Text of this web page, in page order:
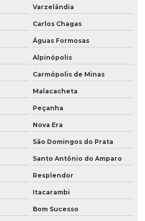
Varzelândia
Carlos Chagas
Águas Formosas
Alpinópolis
Carmópolis de Minas
Malacacheta
Peçanha
Nova Era
São Domingos do Prata
Santo Antônio do Amparo
Resplendor
Itacarambi
Bom Sucesso